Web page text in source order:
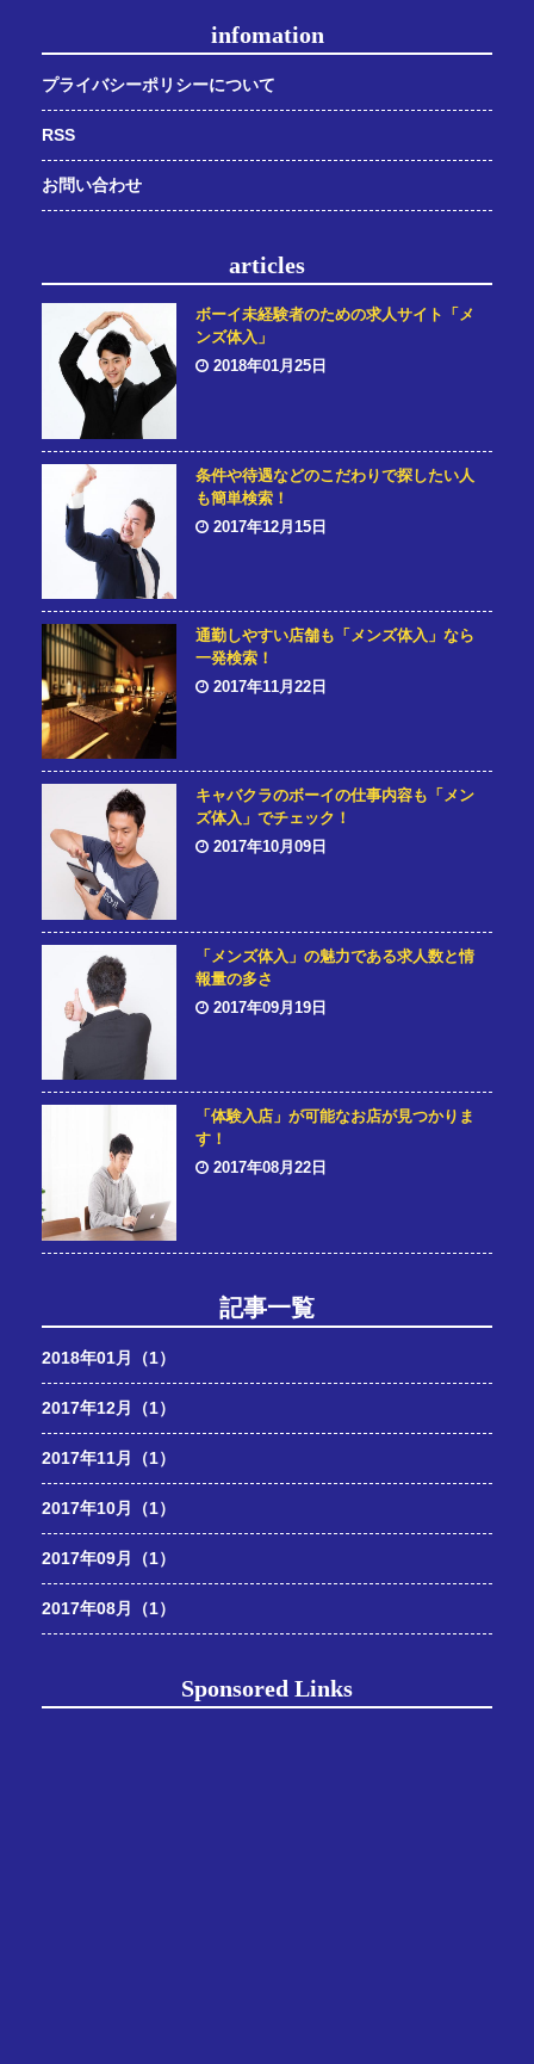
infomation
プライバシーポリシーについて
RSS
お問い合わせ
articles
ボーイ未経験者のための求人サイト「メ
ンズ体入」
2018年01月25日
条件や待遇などのこだわりで探したい人
も簡単検索！
2017年12月15日
通勤しやすい店舗も「メンズ体入」なら
一発検索！
2017年11月22日
キャバクラのボーイの仕事内容も「メン
ズ体入」でチェック！
2017年10月09日
「メンズ体入」の魅力である求人数と情
報量の多さ
2017年09月19日
「体験入店」が可能なお店が見つかりま
す！
2017年08月22日
記事一覧
2018年01月（1）
2017年12月（1）
2017年11月（1）
2017年10月（1）
2017年09月（1）
2017年08月（1）
Sponsored Links